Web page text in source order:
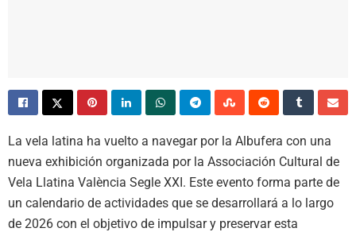
La vela latina ha vuelto a navegar por la Albufera con una
nueva exhibición organizada por la Associación Cultural de
Vela Llatina València Segle XXI. Este evento forma parte de
un calendario de actividades que se desarrollará a lo largo
de 2026 con el objetivo de impulsar y preservar esta